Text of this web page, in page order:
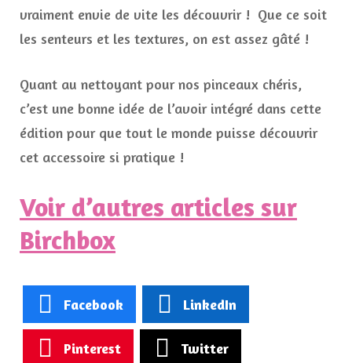
vraiment envie de vite les découvrir ! Que ce soit
les senteurs et les textures, on est assez gâté !
Quant au nettoyant pour nos pinceaux chéris,
c’est une bonne idée de l’avoir intégré dans cette
édition pour que tout le monde puisse découvrir
cet accessoire si pratique !
Voir d’autres articles sur
Birchbox
Facebook LinkedIn
Pinterest Twitter